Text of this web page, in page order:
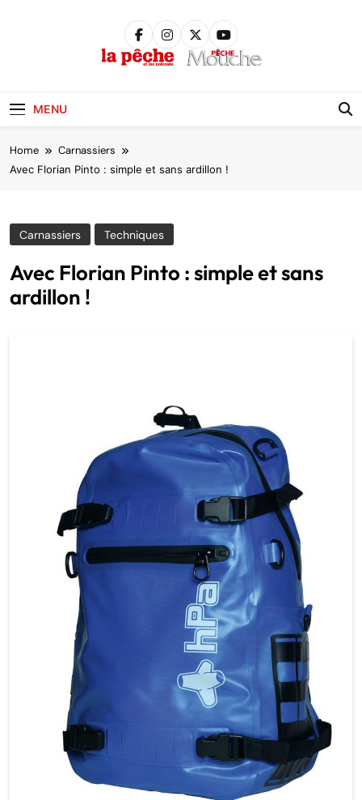
MENU
Home Carnassiers
Avec Florian Pinto : simple et sans ardillon !
Carnassiers Techniques
Avec Florian Pinto : simple et sans
ardillon !